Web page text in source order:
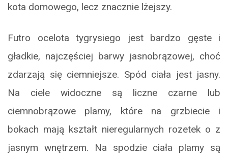
kota domowego, lecz znacznie lżejszy.
Futro ocelota tygrysiego jest bardzo gęste i
gładkie, najczęściej barwy jasnobrązowej, choć
zdarzają się ciemniejsze. Spód ciała jest jasny.
Na ciele widoczne są liczne czarne lub
ciemnobrązowe plamy, które na grzbiecie i
bokach mają kształt nieregularnych rozetek o z
jasnym wnętrzem. Na spodzie ciała plamy są